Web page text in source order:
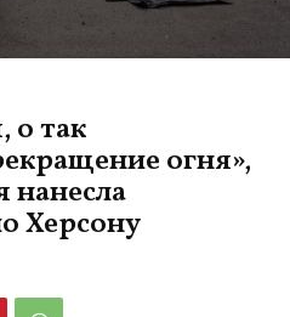
о так
огня»,
нанесла
Херсону